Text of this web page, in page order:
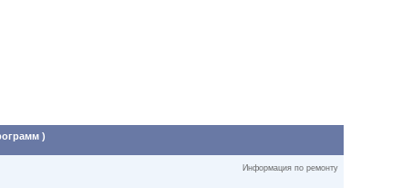
)
Информация по ремонту